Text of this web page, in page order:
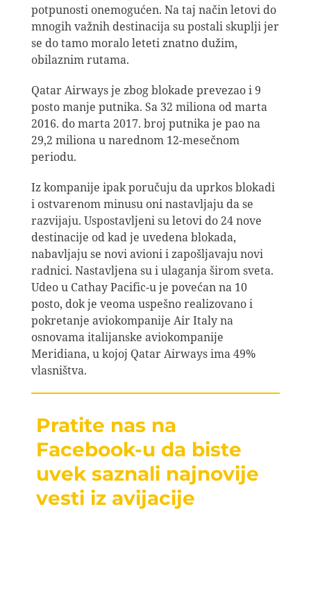
potpunosti onemogućen. Na taj način letovi do
mnogih važnih destinacija su postali skuplji jer
se do tamo moralo leteti znatno dužim,
obilaznim rutama.
Qatar Airways je zbog blokade prevezao i 9
posto manje putnika. Sa 32 miliona od marta
2016. do marta 2017. broj putnika je pao na
29,2 miliona u narednom 12-mesečnom
periodu.
Iz kompanije ipak poručuju da uprkos blokadi
i ostvarenom minusu oni nastavljaju da se
razvijaju. Uspostavljeni su letovi do 24 nove
destinacije od kad je uvedena blokada,
nabavljaju se novi avioni i zapošljavaju novi
radnici. Nastavljena su i ulaganja širom sveta.
Udeo u Cathay Pacific-u je povećan na 10
posto, dok je veoma uspešno realizovano i
pokretanje aviokompanije Air Italy na
osnovama italijanske aviokompanije
Meridiana, u kojoj Qatar Airways ima 49%
vlasništva.
Pratite nas na
Facebook-u da biste
uvek saznali najnovije
vesti iz avijacije